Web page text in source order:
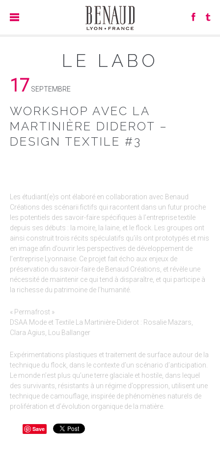
LE LABO
17 SEPTEMBRE
WORKSHOP AVEC LA
MARTINIÈRE DIDEROT –
DESIGN TEXTILE #3
Les étudiant(e)s ont élaboré en collaboration avec Benaud
Créations des scénarii fictifs qui racontent dans un futur proche
les potentiels des savoir-faire spécifiques à l’entreprise textile
depuis ses débuts : la moire, la laine, et le flock. Les groupes ont
ainsi construit trois récits spéculatifs qu’ils ont prototypés et mis
en image afin d’ouvrir les perspectives de développement de
l’entreprise Lyonnaise. Ce projet fait écho aux enjeux de
préservation du savoir-faire de Benaud Créations, et révèle une
nécessité de maintenir ce qui tend à disparaître, et qui participe à
la richesse du patrimoine de l’humanité.
« Permafrost »
DSAA Mode et Textile La Martinière-Diderot : Rosalie Mazars,
Clara Agius, Lou Ballanger
Expérimentations plastiques et traitement de surface autour de la
technique du flock, dans le contexte d’un scénario d’anticipation.
Le monde n’est plus qu’une terre glaciale et hostile, dans lequel
des survivants, résistants à un régime d’oppression, utilisent une
technique de camouflage, inspirée de phénomènes naturels de
prolifération et d’évolution organique de la matière.
Save